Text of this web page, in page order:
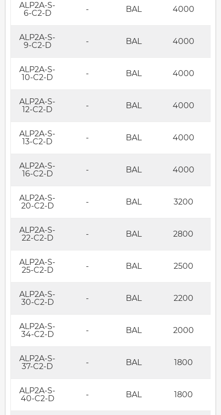
ALP2A-S-
6-C2-D
- BAL 4000
ALP2A-S-
9-C2-D
- BAL 4000
ALP2A-S-
10-C2-D
- BAL 4000
ALP2A-S-
12-C2-D
- BAL 4000
ALP2A-S-
13-C2-D
- BAL 4000
ALP2A-S-
16-C2-D
- BAL 4000
ALP2A-S-
20-C2-D
- BAL 3200
ALP2A-S-
22-C2-D
- BAL 2800
ALP2A-S-
25-C2-D
- BAL 2500
ALP2A-S-
30-C2-D
- BAL 2200
ALP2A-S-
34-C2-D
- BAL 2000
ALP2A-S-
37-C2-D
- BAL 1800
ALP2A-S-
40-C2-D
- BAL 1800